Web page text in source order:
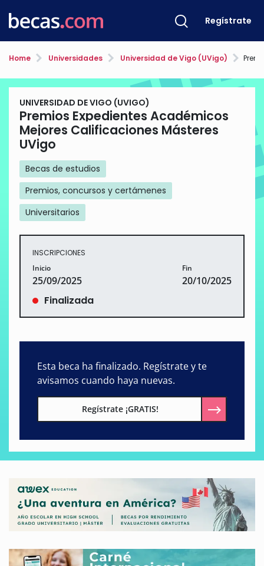
Regístrate
Home Universidades Universidad de Vigo (UVigo) Premios
UNIVERSIDAD DE VIGO (UVIGO)
Premios Expedientes Académicos
Mejores Calificaciones Másteres
UVigo
Becas de estudios
Premios, concursos y certámenes
Universitarios
INSCRIPCIONES
Inicio
25/09/2025
Fin
20/10/2025
Finalizada
Esta beca ha finalizado. Regístrate y te
avisamos cuando haya nuevas.
Regístrate ¡GRATIS!